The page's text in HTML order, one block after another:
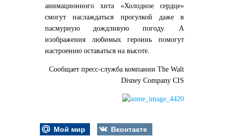
анимационного хита «Холодное сердце»
смогут наслаждаться прогулкой даже в
пасмурную дождливую погоду. А
изображения любимых героинь помогут
настроению оставаться на высоте.
Сообщает пресс-служба компании The Walt
Disney Company CIS
Мой мир
Вконтакте